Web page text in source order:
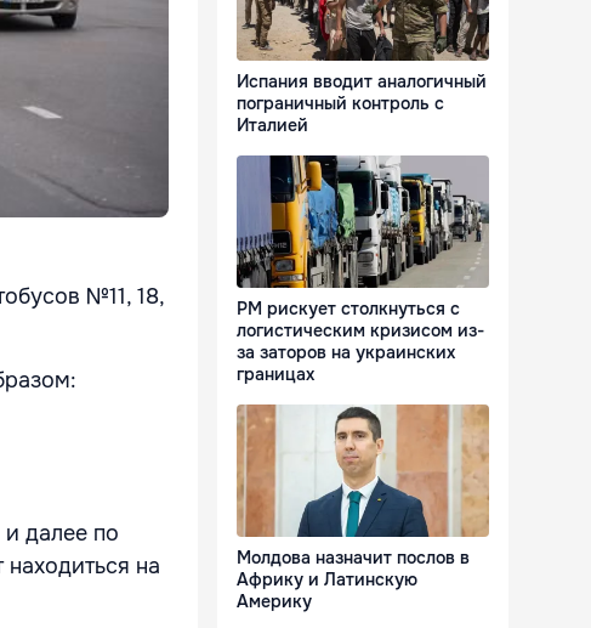
№11, 18,
далее по
на
Испания вводит аналогичный
пограничный контроль с
Италией
РМ рискует столкнуться с
логистическим кризисом из-
за заторов на украинских
границах
Молдова назначит послов в
Африку и Латинскую
Америку